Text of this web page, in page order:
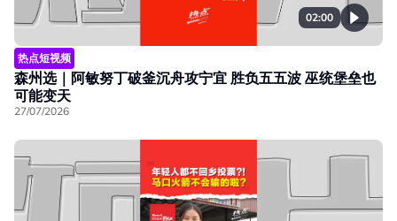
02:00
热点短视频
森州选｜阿敏努丁破釜沉舟攻宁宜 胜负五五波 巫统堡垒也
可能变天
27/07/2026